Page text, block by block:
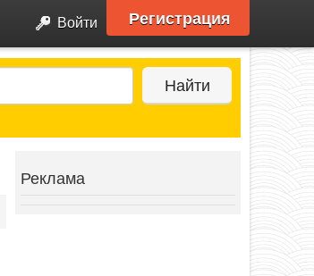
Войти Регистрация
Найти
Реклама